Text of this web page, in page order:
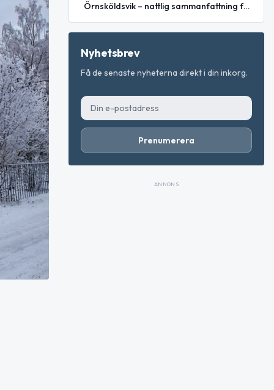
Örnsköldsvik – nattlig sammanfattning för
Nyhetsbrev
Få de senaste nyheterna direkt i din inkorg.
Prenumerera
ANNONS